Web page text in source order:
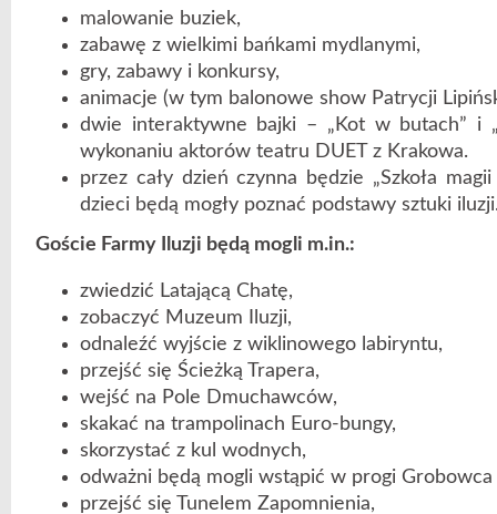
malowanie buziek,
zabawę z wielkimi bańkami mydlanymi,
gry, zabawy i konkursy,
animacje (w tym balonowe show Patrycji
dwie interaktywne bajki – „Kot w butach” i
wykonaniu aktorów teatru DUET z Krakowa.
przez cały dzień czynna będzie „Szkoła
dzieci będą mogły poznać podstawy sztuki
Goście Farmy Iluzji będą mogli m.in.:
zwiedzić Latającą Chatę,
zobaczyć Muzeum Iluzji,
odnaleźć wyjście z wiklinowego labiryntu,
przejść się Ścieżką Trapera,
wejść na Pole Dmuchawców,
skakać na trampolinach Euro-bungy,
skorzystać z kul wodnych,
odważni będą mogli wstąpić w progi Grobowca
przejść się Tunelem Zapomnienia,